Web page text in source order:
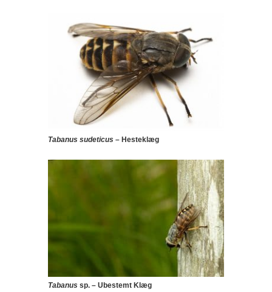
Tabanus sudeticus – Hesteklæg
Tabanus sp. – Ubestemt Klæg